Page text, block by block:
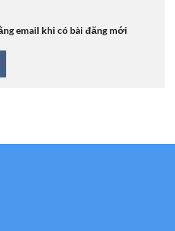
email khi có bài đăng mới